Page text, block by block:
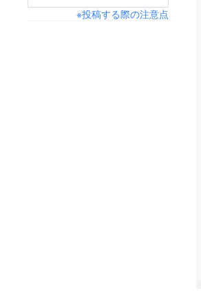
※投稿する際の注意点